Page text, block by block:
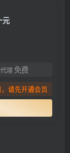
元
理 免费
请先开通会员